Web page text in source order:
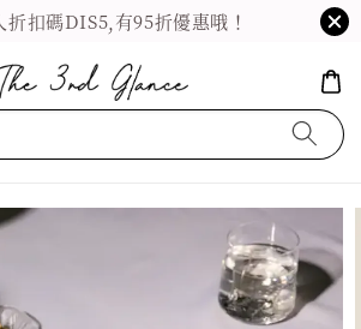
折扣碼DIS5,有95折優惠哦！